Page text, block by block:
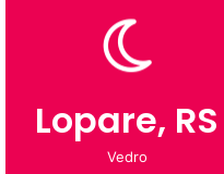
Lopare, RS
Vedro